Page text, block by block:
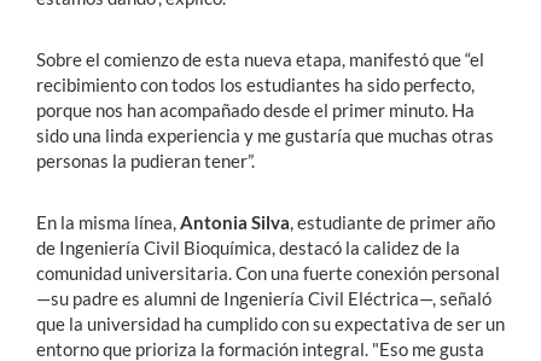
Sobre el comienzo de esta nueva etapa, manifestó que “el
recibimiento con todos los estudiantes ha sido perfecto,
porque nos han acompañado desde el primer minuto. Ha
sido una linda experiencia y me gustaría que muchas otras
personas la pudieran tener”.
En la misma línea, Antonia Silva , estudiante de primer año
de Ingeniería Civil Bioquímica, destacó la calidez de la
comunidad universitaria. Con una fuerte conexión personal
—su padre es alumni de Ingeniería Civil Eléctrica—, señaló
que la universidad ha cumplido con su expectativa de ser un
entorno que prioriza la formación integral. "Eso me gusta